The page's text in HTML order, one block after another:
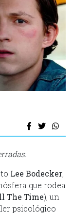
Lee Bodecker,
que rodea
The Time), un
psicológico